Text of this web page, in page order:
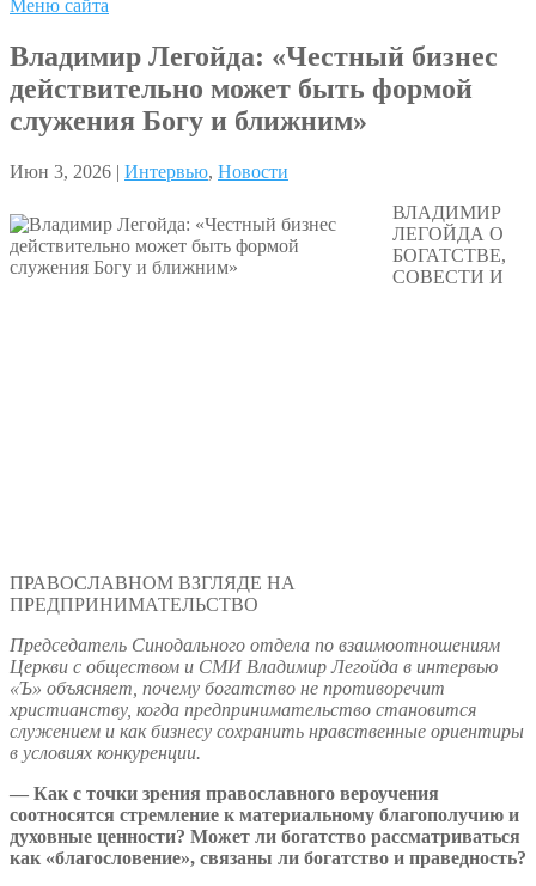
Меню сайта
Владимир Легойда: «Честный бизнес
действительно может быть формой
служения Богу и ближним»
Июн 3, 2026 | Интервью, Новости
ВЛАДИМИР
ЛЕГОЙДА О
БОГАТСТВЕ,
СОВЕСТИ И
ПРАВОСЛАВНОМ ВЗГЛЯДЕ НА
ПРЕДПРИНИМАТЕЛЬСТВО
Председатель Синодального отдела по взаимоотношениям
Церкви с обществом и СМИ Владимир Легойда в интервью
«Ъ» объясняет, почему богатство не противоречит
христианству, когда предпринимательство становится
служением и как бизнесу сохранить нравственные ориентиры
в условиях конкуренции.
— Как с точки зрения православного вероучения
соотносятся стремление к материальному благополучию и
духовные ценности? Может ли богатство рассматриваться
как «благословение», связаны ли богатство и праведность?